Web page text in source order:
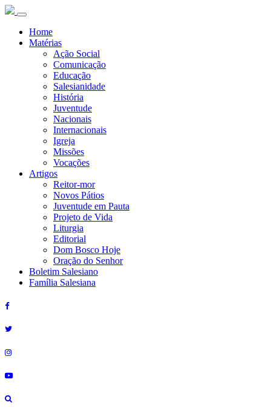
Home
Matérias
Ação Social
Comunicação
Educação
Salesianidade
História
Juventude
Nacionais
Internacionais
Igreja
Missões
Vocações
Artigos
Reitor-mor
Novos Pátios
Juventude em Pauta
Projeto de Vida
Liturgia
Editorial
Dom Bosco Hoje
Oração do Senhor
Boletim Salesiano
Família Salesiana